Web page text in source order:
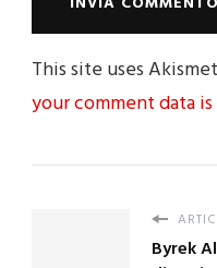
This site uses
your comment data
Byrek